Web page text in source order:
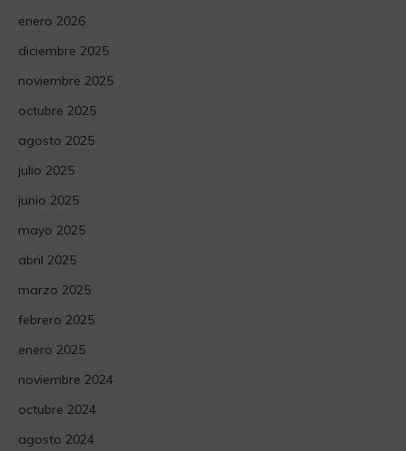
enero 2026
diciembre 2025
noviembre 2025
octubre 2025
agosto 2025
julio 2025
junio 2025
mayo 2025
abril 2025
marzo 2025
febrero 2025
enero 2025
noviembre 2024
octubre 2024
agosto 2024